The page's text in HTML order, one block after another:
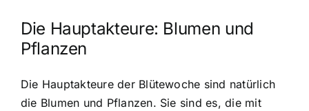
Die Hauptakteure: Blumen und
Pflanzen
Die Hauptakteure der Blütewoche sind natürlich
die Blumen und Pflanzen. Sie sind es, die mit